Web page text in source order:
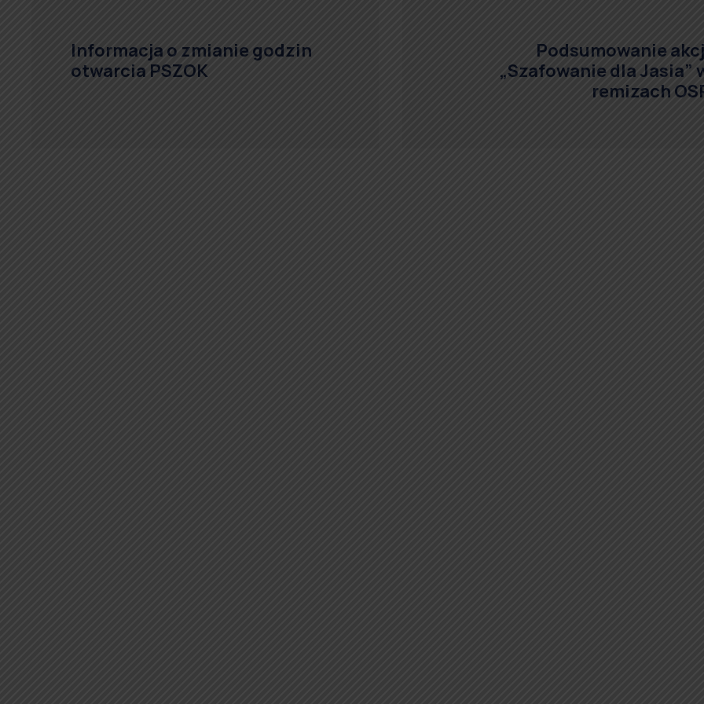
Informacja o zmianie godzin
otwarcia PSZOK
Podsumowanie
„Szafowanie dla Jasia”
remizach